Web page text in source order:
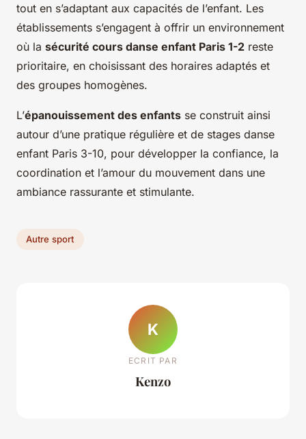
tout en s’adaptant aux capacités de l’enfant. Les
établissements s’engagent à offrir un environnement
où la sécurité cours danse enfant Paris 1-2 reste
prioritaire, en choisissant des horaires adaptés et
des groupes homogènes.
L’épanouissement des enfants se construit ainsi
autour d’une pratique régulière et de stages danse
enfant Paris 3-10, pour développer la confiance, la
coordination et l’amour du mouvement dans une
ambiance rassurante et stimulante.
Autre sport
K
ECRIT PAR
Kenzo